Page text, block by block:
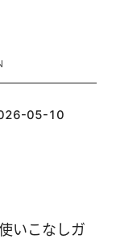
05-10
いこなしガ